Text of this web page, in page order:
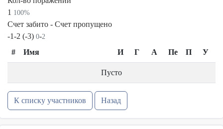
1 100%
Счет забито - Счет пропущено
-1-2 (-3) 0-2
# Имя И Г А Пе П У
Пусто
К списку участников Назад